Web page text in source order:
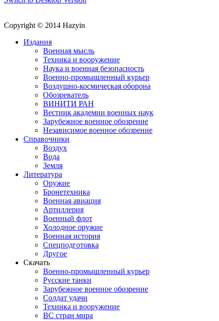
Copyright © 2014 Hazyin
Издания
Военная мысль
Техника и вооружение
Наука и военная безопасность
Военно-промышленный курьер
Воздушно-космическая оборона
Обозреватель
ВИНИТИ РАН
Вестник академии военных наук
Зарубежное военное обозрение
Независимое военное обозрение
Справочники
Воздух
Вода
Земля
Литература
Оружие
Бронетехника
Военная авиация
Артиллерия
Военный флот
Холодное оружие
Военная история
Спецподготовка
Другое
Скачать
Военно-промышленный курьер
Русские танки
Зарубежное военное обозрение
Солдат удачи
Техника и вооружение
ВС стран мира